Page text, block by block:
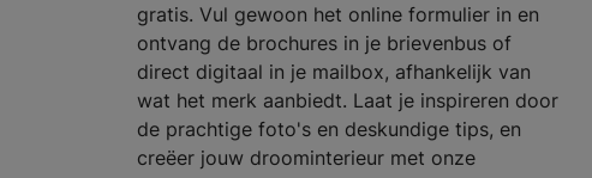
gratis. Vul gewoon het online formulier in en
ontvang de brochures in je brievenbus of
direct digitaal in je mailbox, afhankelijk van
wat het merk aanbiedt. Laat je inspireren door
de prachtige foto's en deskundige tips, en
creëer jouw droominterieur met onze